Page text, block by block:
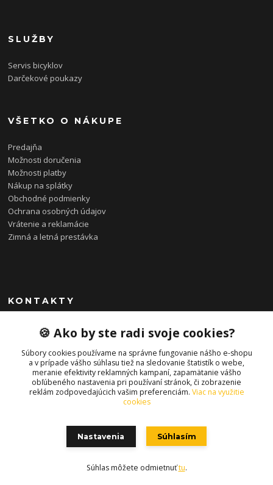
SLUŽBY
Servis bicyklov
Darčekové poukazy
VŠETKO O NÁKUPE
Predajňa
Možnosti doručenia
Možnosti platby
Nákup na splátky
Obchodné podmienky
Ochrana osobných údajov
Vrátenie a reklamácie
Zimná a letná prestávka
KONTAKTY
0948 085 857
(Ut-Pia 11-19 hod., So 09-14 hod.)
info@bonkybike.sk
🍪 Ako by ste radi svoje cookies?
Súbory cookies používame na správne fungovanie nášho e-shopu
a v prípade vášho súhlasu tiež na sledovanie štatistík o webe,
meranie efektivity reklamných kampaní, zapamätanie vášho
obľúbeného nastavenia pri používaní stránok, či zobrazenie
reklám zodpovedajúcich vašim preferenciám. Viac na využitie
cookies
Nastavenia Súhlasím
Súhlas môžete odmietnuťtu.